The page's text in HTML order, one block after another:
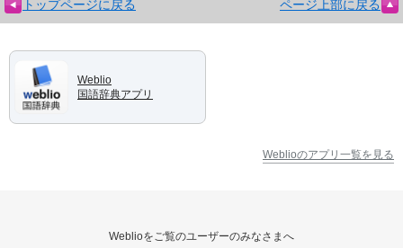
トップページに戻る ページ上部に戻る
Weblio
国語辞典アプリ
Weblioのアプリ一覧を見る
Weblioをご覧のユーザーのみなさまへ